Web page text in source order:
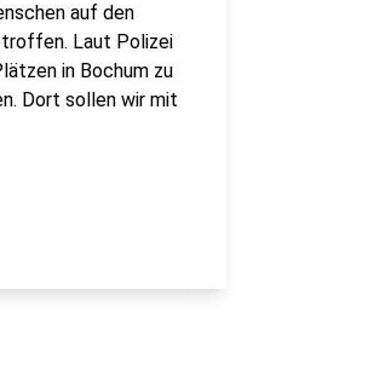
auf den
Laut Polizei
in Bochum zu
Dort sollen wir mit